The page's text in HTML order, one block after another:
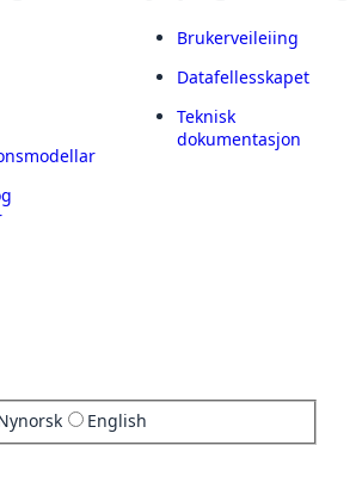
Brukerveileiing
Datafellesskapet
Teknisk
dokumentasjon
English